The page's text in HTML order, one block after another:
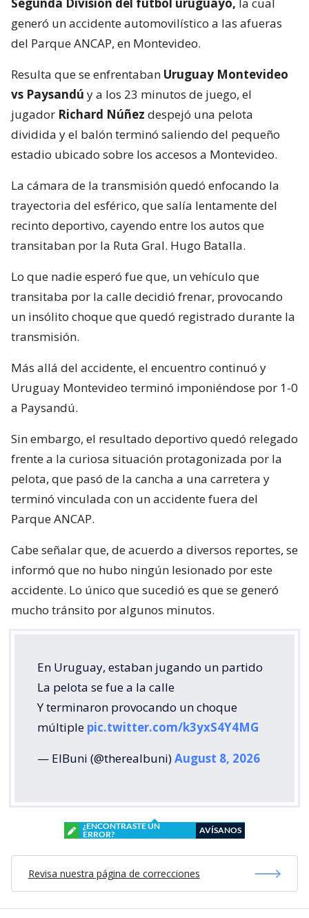
Segunda División del fútbol uruguayo, la cual
generó un accidente automovilístico a las afueras
del Parque ANCAP, en Montevideo.
Resulta que se enfrentaban Uruguay Montevideo
vs Paysandú y a los 23 minutos de juego, el
jugador Richard Núñez despejó una pelota
dividida y el balón terminó saliendo del pequeño
estadio ubicado sobre los accesos a Montevideo.
La cámara de la transmisión quedó enfocando la
trayectoria del esférico, que salía lentamente del
recinto deportivo, cayendo entre los autos que
transitaban por la Ruta Gral. Hugo Batalla.
Lo que nadie esperó fue que, un vehículo que
transitaba por la calle decidió frenar, provocando
un insólito choque que quedó registrado durante la
transmisión.
Más allá del accidente, el encuentro continuó y
Uruguay Montevideo terminó imponiéndose por 1-0
a Paysandú.
Sin embargo, el resultado deportivo quedó relegado
frente a la curiosa situación protagonizada por la
pelota, que pasó de la cancha a una carretera y
terminó vinculada con un accidente fuera del
Parque ANCAP.
Cabe señalar que, de acuerdo a diversos reportes, se
informó que no hubo ningún lesionado por este
accidente. Lo único que sucedió es que se generó
mucho tránsito por algunos minutos.
En Uruguay, estaban jugando un partido
La pelota se fue a la calle
Y terminaron provocando un choque
múltiple pic.twitter.com/k3yxS4Y4MG
— ElBuni (@therealbuni)August 8, 2026
¿ENCONTRASTE UN
ERROR?
AVÍSANOS
Revisa nuestra página de correcciones